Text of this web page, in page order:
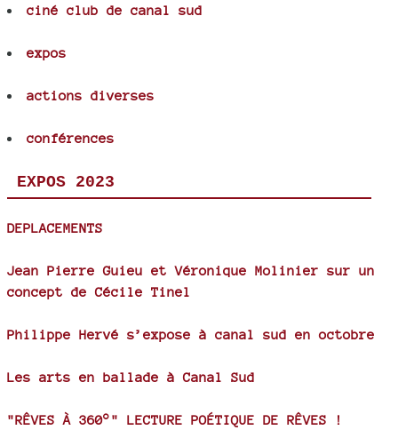
ciné club de canal sud
expos
actions diverses
conférences
EXPOS 2023
DEPLACEMENTS
Jean Pierre Guieu et Véronique Molinier sur un
concept de Cécile Tinel
Philippe Hervé s’expose à canal sud en octobre
Les arts en ballade à Canal Sud
"RÊVES À 360°" LECTURE POÉTIQUE DE RÊVES !